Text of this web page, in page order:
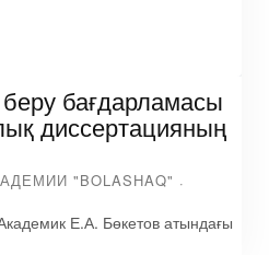
беру бағдарламасы
диссертацияның
"BOLASHAQ"
Е.А. Бөкетов атындағы